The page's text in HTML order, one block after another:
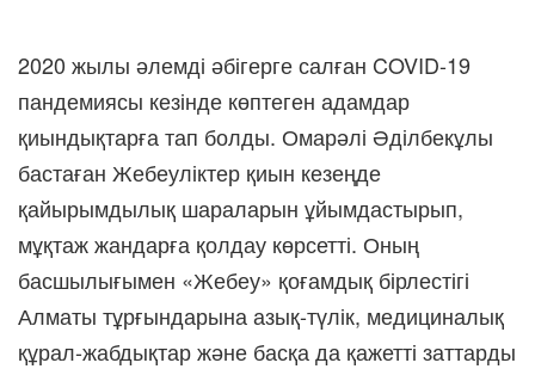
2020 жылы әлемді әбігерге салған COVID-19
пандемиясы кезінде көптеген адамдар
қиындықтарға тап болды. Омарәлі Әділбекұлы
бастаған Жебеуліктер қиын кезеңде
қайырымдылық шараларын ұйымдастырып,
мұқтаж жандарға қолдау көрсетті. Оның
басшылығымен «Жебеу» қоғамдық бірлестігі
Алматы тұрғындарына азық-түлік, медициналық
құрал-жабдықтар және басқа да қажетті заттарды